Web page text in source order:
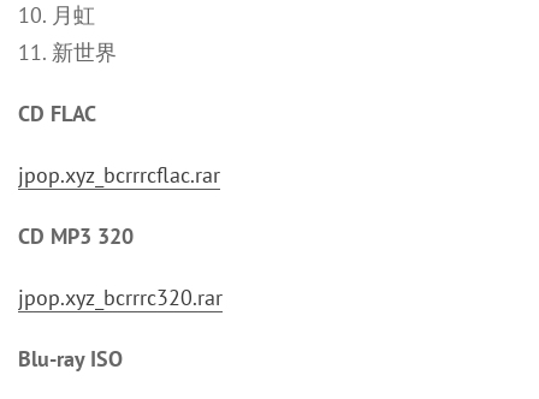
10. 月虹
11. 新世界
CD FLAC
jpop.xyz_bcrrrcflac.rar
CD MP3 320
jpop.xyz_bcrrrc320.rar
Blu-ray ISO